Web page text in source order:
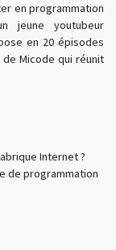
en programmation
jeune youtubeur
en 20 épisodes
de Micode qui réunit
Internet ?
de programmation